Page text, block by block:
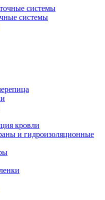
системы
системы
кровли
и гидроизоляционные